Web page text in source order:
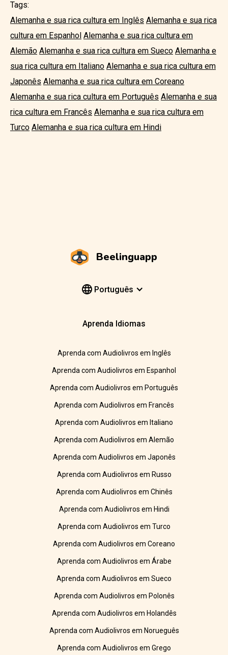
Tags:
Alemanha e sua rica cultura em Inglês Alemanha e sua rica
cultura em Espanhol Alemanha e sua rica cultura em
Alemão Alemanha e sua rica cultura em Sueco Alemanha e
sua rica cultura em Italiano Alemanha e sua rica cultura em
Japonês Alemanha e sua rica cultura em Coreano
Alemanha e sua rica cultura em Português Alemanha e sua
rica cultura em Francês Alemanha e sua rica cultura em
Turco Alemanha e sua rica cultura em Hindi
Beelinguapp
Português
Aprenda Idiomas
Aprenda com Audiolivros em Inglês
Aprenda com Audiolivros em Espanhol
Aprenda com Audiolivros em Português
Aprenda com Audiolivros em Francês
Aprenda com Audiolivros em Italiano
Aprenda com Audiolivros em Alemão
Aprenda com Audiolivros em Japonês
Aprenda com Audiolivros em Russo
Aprenda com Audiolivros em Chinês
Aprenda com Audiolivros em Hindi
Aprenda com Audiolivros em Turco
Aprenda com Audiolivros em Coreano
Aprenda com Audiolivros em Árabe
Aprenda com Audiolivros em Sueco
Aprenda com Audiolivros em Polonês
Aprenda com Audiolivros em Holandês
Aprenda com Audiolivros em Norueguês
Aprenda com Audiolivros em Grego